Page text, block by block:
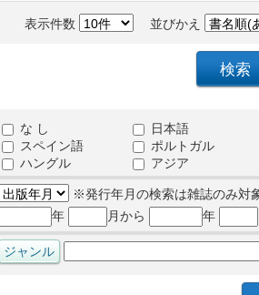
表示件数 並びかえ
な し
日本語
スペイン語
ポルトガル
ハングル
アジア
※発行年月の検索は雑誌のみ対
年
月から 年